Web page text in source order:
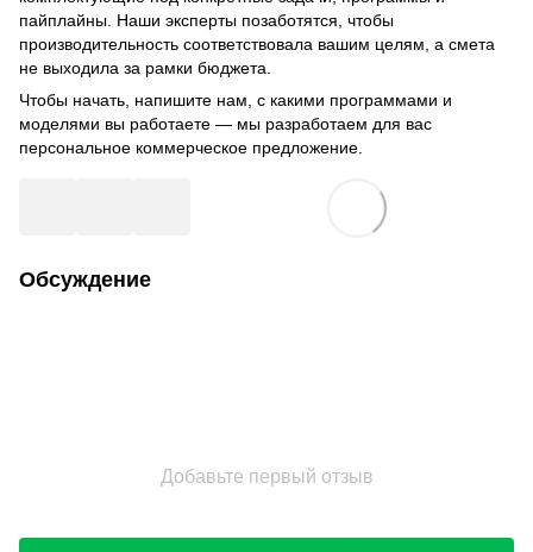
пайплайны. Наши эксперты позаботятся, чтобы
производительность соответствовала вашим целям, а смета
не выходила за рамки бюджета.
Чтобы начать, напишите нам, с какими программами и
моделями вы работаете — мы разработаем для вас
персональное коммерческое предложение.
Обсуждение
Добавьте первый отзыв